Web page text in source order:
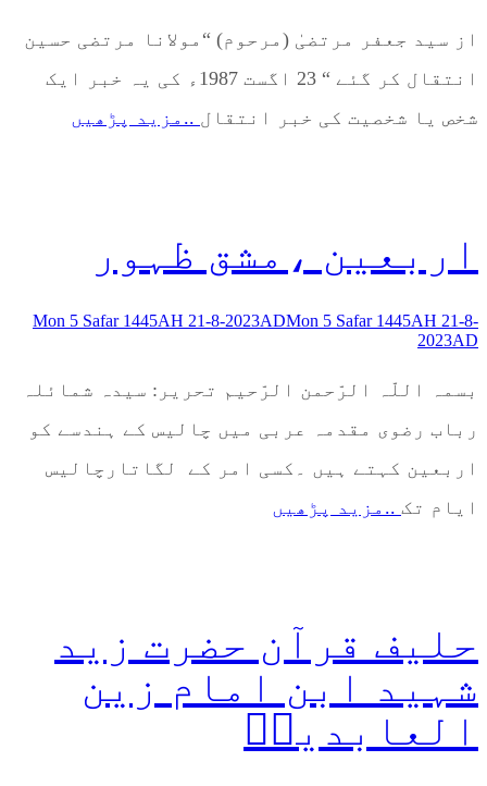
از سید جعفر مرتضیٰ (مرحوم) “مولانا مرتضی حسین
انتقال کر گئے “ 23 اگست 1987ء کی یہ خبر ایک
شخص یا شخصیت کی خبر انتقال ..مزید پڑھیں
اربعین ،مشق ظہور
Mon 5 Safar 1445AH 21-8-2023ADMon 5 Safar 1445AH 21-8-
2023AD
بسمہ اللّہ الرّحمن الرّحیم تحریر: سیدہ شمائلہ
رباب رضوی مقدمہ عربی میں چالیس کے ہندسے کو
اربعین کہتے ہیں ۔کسی امر کے لگاتارچالیس
ایام تک ..مزید پڑھیں
حلیف قرآن حضرت زید
شہید ابن امام زین
العابدینؑ